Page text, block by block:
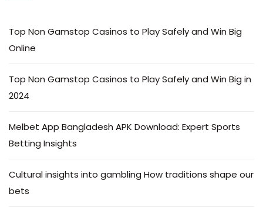
Top Non Gamstop Casinos to Play Safely and Win Big
Online
Top Non Gamstop Casinos to Play Safely and Win Big in
2024
Melbet App Bangladesh APK Download: Expert Sports
Betting Insights
Cultural insights into gambling How traditions shape our
bets